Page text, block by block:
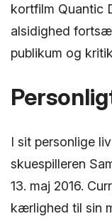
kortfilm Quantic
alsidighed
publikum og
I sit personlige
skuespilleren
13. maj 2016.
kærlighed til sin